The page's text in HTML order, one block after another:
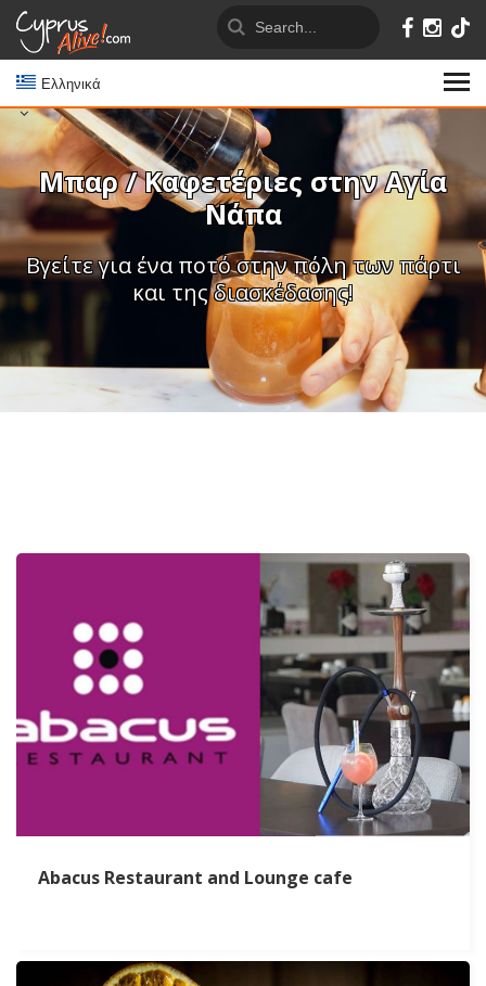
Ελληνικά
Μπαρ / Καφετέριες στην Αγία
Νάπα
Βγείτε για ένα ποτό στην πόλη των πάρτι
και της διασκέδασης!
Abacus Restaurant and Lounge cafe